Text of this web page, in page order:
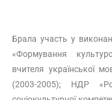
Брала участь у
«Формування
вчителя української
(2003-2005); НДР